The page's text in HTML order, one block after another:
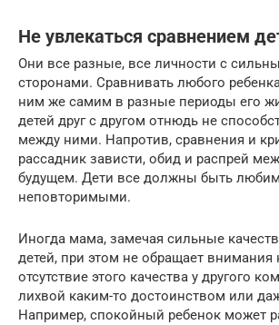
Не увлекаться сравнением
Они все разные, все личности с
сторонами. Сравнивать любого
ним же самим в разные периоды его
детей друг с другом отнюдь не
между ними. Напротив, сравнения и
рассадник зависти, обид и распрей
будущем. Дети все должны быть
неповторимыми.
Иногда мама, замечая сильные
детей, при этом не обращает внимания
отсутствие этого качества у другого
лихвой каким-то достоинством или
Например, спокойный ребенок может